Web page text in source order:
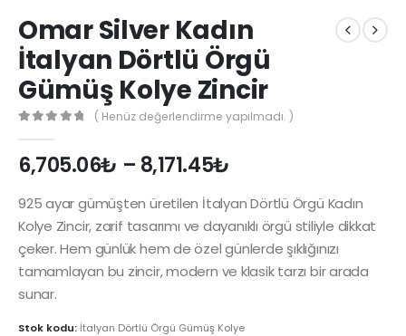
Omar Silver Kadın
İtalyan Dörtlü Örgü
Gümüş Kolye Zincir
( Henüz değerlendirme yapılmadı. )
6,705.06₺ – 8,171.45₺
925 ayar gümüşten üretilen İtalyan Dörtlü Örgü Kadın
Kolye Zincir, zarif tasarımı ve dayanıklı örgü stiliyle dikkat
çeker. Hem günlük hem de özel günlerde şıklığınızı
tamamlayan bu zincir, modern ve klasik tarzı bir arada
sunar.
Stok kodu: İtalyan Dörtlü Örgü Gümüş Kolye